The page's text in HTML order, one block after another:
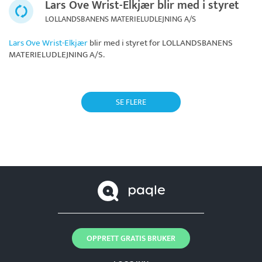
Lars Ove Wrist-Elkjær blir med i styret
LOLLANDSBANENS MATERIELUDLEJNING A/S
Lars Ove Wrist-Elkjærblir med i styret forLOLLANDSBANENS
MATERIELUDLEJNING A/S.
SE FLERE
OPPRETT GRATIS BRUKER